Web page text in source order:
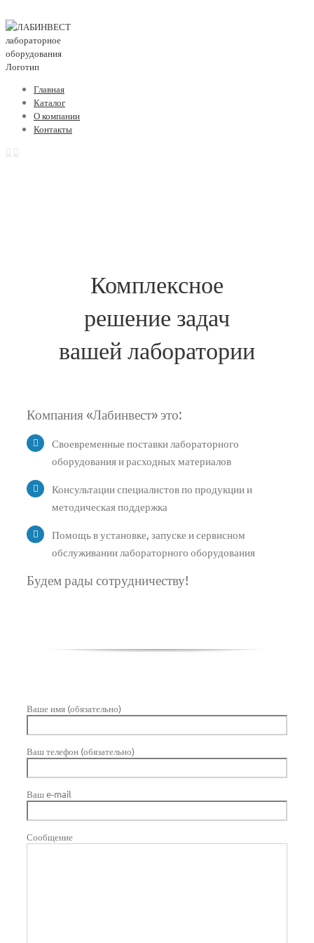
Главная
Каталог
О компании
Контакты
Комплексное
решение задач
вашей лаборатории
Компания «Лабинвест» это:
Своевременные поставки лабораторного
оборудования и расходных материалов
Консультации специалистов по продукции и
методическая поддержка
Помощь в установке, запуске и сервисном
обслуживании лабораторного оборудования
Будем рады сотрудничеству!
Ваше имя (обязательно)
Ваш телефон (обязательно)
Ваш e-mail
Сообщение